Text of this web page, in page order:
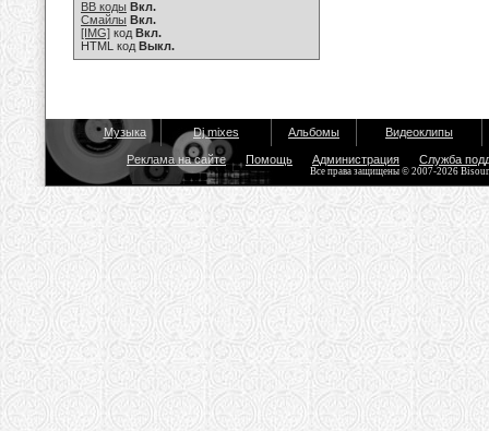
BB коды Вкл.
Смайлы Вкл.
[IMG] код Вкл.
HTML код Выкл.
Музыка Dj mixes Альбомы Видеоклипы
Реклама на сайте Помощь Администрация Служба
Все права защищены © 2007-2026